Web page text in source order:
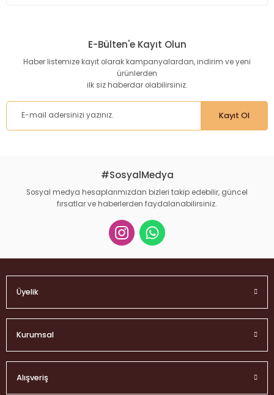
Görüş ve önerileriniz için teşekkür ederiz.
Ürün resmi kalitesiz, bozuk veya görüntülenemiyor.
Ürün bilgilerinde hatalar bulunuyor.
Ürün fiyatı diğer sitelerden daha pahalı.
Gönder
E-Bülten'e Kayıt Olun
Haber listemize kayıt olarak kampanyalardan, indirim ve yeni
ürünlerden
ilk siz haberdar olabilirsiniz.
Kayıt Ol
#SosyalMedya
Sosyal medya hesaplarımızdan bizleri takip edebilir, güncel
fırsatlar ve haberlerden faydalanabilirsiniz.
Üyelik
Kurumsal
Alışveriş